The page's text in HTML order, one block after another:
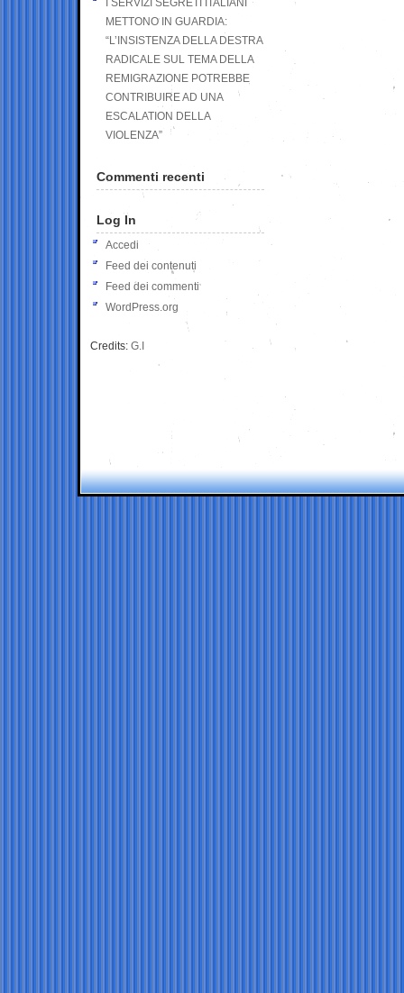
I SERVIZI SEGRETI ITALIANI
METTONO IN GUARDIA:
“L’INSISTENZA DELLA DESTRA
RADICALE SUL TEMA DELLA
REMIGRAZIONE POTREBBE
CONTRIBUIRE AD UNA
ESCALATION DELLA
VIOLENZA”
Commenti recenti
Log In
Accedi
Feed dei contenuti
Feed dei commenti
WordPress.org
Credits: G.I